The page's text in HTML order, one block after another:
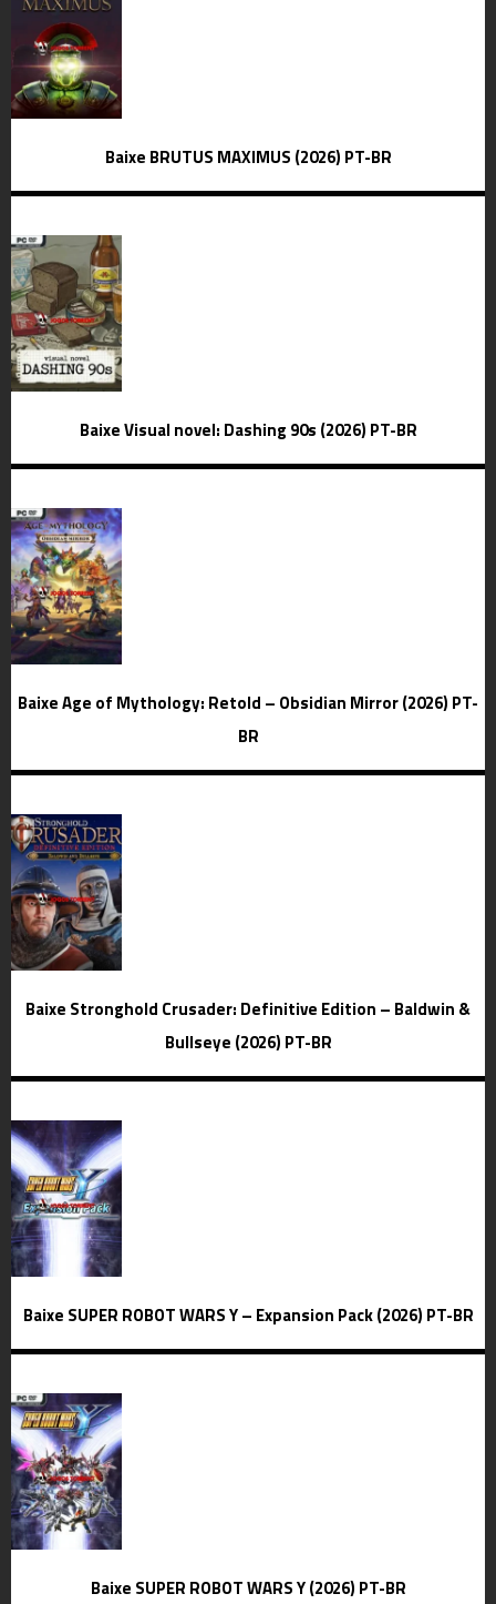
Baixe BRUTUS MAXIMUS (2026) PT-BR
Baixe Visual novel: Dashing 90s (2026) PT-BR
Baixe Age of Mythology: Retold – Obsidian Mirror (2026) PT-
BR
Baixe Stronghold Crusader: Definitive Edition – Baldwin &
Bullseye (2026) PT-BR
Baixe SUPER ROBOT WARS Y – Expansion Pack (2026) PT-BR
Baixe SUPER ROBOT WARS Y (2026) PT-BR